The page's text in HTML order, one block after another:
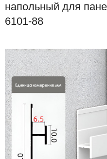
напольный для
6101-88